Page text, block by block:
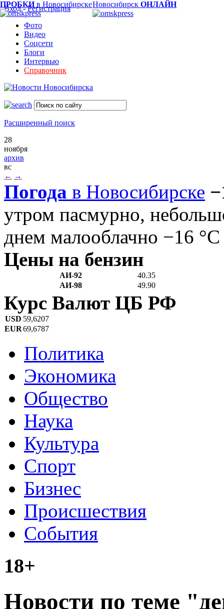
Вход-Регистрация
Фото
Видео
Соцсети
Блоги
Интервью
Справочник
Расширенный поиск
28
ноября
архив
вс
← →
Погода в Новосибирске
утром пасмурно,
днем малооблачно −16 °C
Цены на бензин
АИ-92
40.35
АИ-98
49.90
ПРОБКИв НовосибирскеНовосибирск ОНЛАЙН
Курс Валют ЦБ РФ
USD 59,6207
EUR69,6787
Политика
Экономика
Общество
Наука
Культура
Спорт
Бизнес
Происшествия
События
18+
Новости по теме